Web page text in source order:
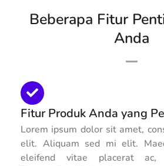
Beberapa Fitur
Anda
Fitur Produk Anda yang
Lorem ipsum dolor sit amet,
elit. Aliquam sed mi elit.
eleifend vitae placerat ac,